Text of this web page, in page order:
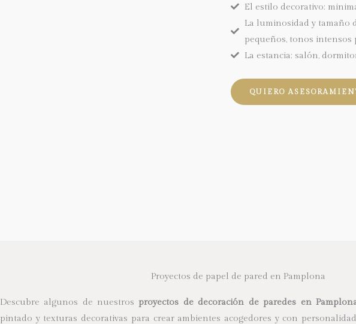
El estilo decorativo:
La luminosidad y tamaño
pequeños, tonos intensos
La estancia: salón,
QUIERO
Proyectos de papel de pared en Pamplona
Descubre algunos de nuestros proyectos de decoración de paredes en
pintado y texturas decorativas para crear ambientes acogedores y con